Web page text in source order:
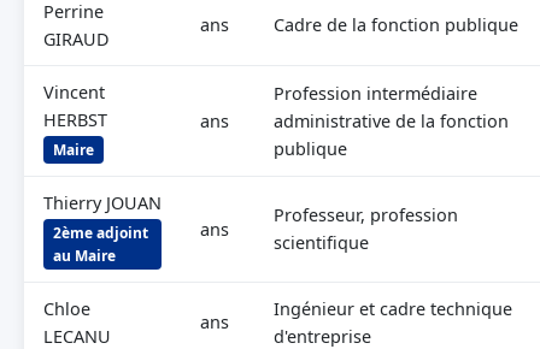
Perrine
GIRAUD
ans Cadre de la fonction publique
Vincent
HERBST
Maire
ans
Profession intermédiaire
administrative de la fonction
publique
Thierry JOUAN
2ème adjoint
au Maire
ans
Professeur, profession
scientifique
Chloe
LECANU
ans
Ingénieur et cadre technique
d'entreprise